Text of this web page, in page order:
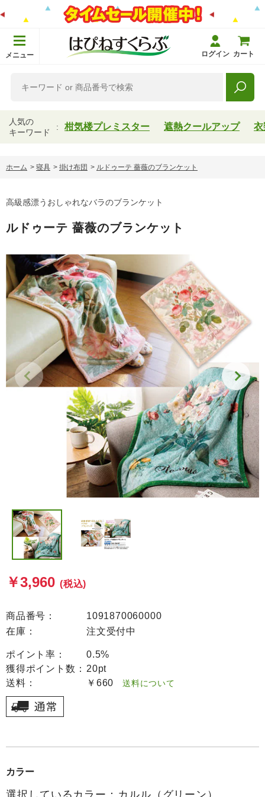
メニュー ログイン カート
人気の
キーワード
柑気楼プレミスター 遮熱クールアップ 衣
ホーム > 寝具 > 掛け布団 > ルドゥーテ 薔薇のブランケット
高級感漂うおしゃれなバラのブランケット
ルドゥーテ 薔薇のブランケット
￥3,960 (税込)
商品番号：
1091870060000
在庫：
注文受付中
ポイント率：
0.5%
獲得ポイント数： 20pt
送料：
￥660 送料について
カラー
選択しているカラー：カルル（グリーン）